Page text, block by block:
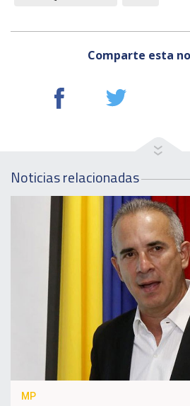
Comparte esta
Noticias relacionadas
MP